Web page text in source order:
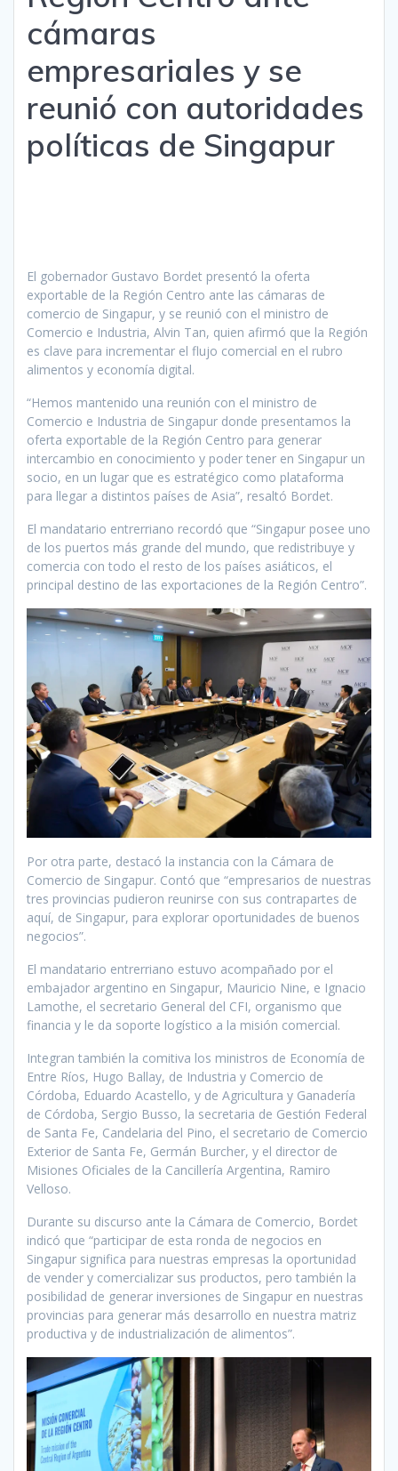
cámaras
empresariales y se
reunió con autoridades
políticas de Singapur
El gobernador Gustavo Bordet presentó la oferta
exportable de la Región Centro ante las cámaras de
comercio de Singapur, y se reunió con el ministro de
Comercio e Industria, Alvin Tan, quien afirmó que la Región
es clave para incrementar el flujo comercial en el rubro
alimentos y economía digital.
“Hemos mantenido una reunión con el ministro de
Comercio e Industria de Singapur donde presentamos la
oferta exportable de la Región Centro para generar
intercambio en conocimiento y poder tener en Singapur un
socio, en un lugar que es estratégico como plataforma
para llegar a distintos países de Asia”, resaltó Bordet.
El mandatario entrerriano recordó que “Singapur posee uno
de los puertos más grande del mundo, que redistribuye y
comercia con todo el resto de los países asiáticos, el
principal destino de las exportaciones de la Región Centro”.
Por otra parte, destacó la instancia con la Cámara de
Comercio de Singapur. Contó que “empresarios de nuestras
tres provincias pudieron reunirse con sus contrapartes de
aquí, de Singapur, para explorar oportunidades de buenos
negocios”.
El mandatario entrerriano estuvo acompañado por el
embajador argentino en Singapur, Mauricio Nine, e Ignacio
Lamothe, el secretario General del CFI, organismo que
financia y le da soporte logístico a la misión comercial.
Integran también la comitiva los ministros de Economía de
Entre Ríos, Hugo Ballay, de Industria y Comercio de
Córdoba, Eduardo Acastello, y de Agricultura y Ganadería
de Córdoba, Sergio Busso, la secretaria de Gestión Federal
de Santa Fe, Candelaria del Pino, el secretario de Comercio
Exterior de Santa Fe, Germán Burcher, y el director de
Misiones Oficiales de la Cancillería Argentina, Ramiro
Velloso.
Durante su discurso ante la Cámara de Comercio, Bordet
indicó que “participar de esta ronda de negocios en
Singapur significa para nuestras empresas la oportunidad
de vender y comercializar sus productos, pero también la
posibilidad de generar inversiones de Singapur en nuestras
provincias para generar más desarrollo en nuestra matriz
productiva y de industrialización de alimentos”.